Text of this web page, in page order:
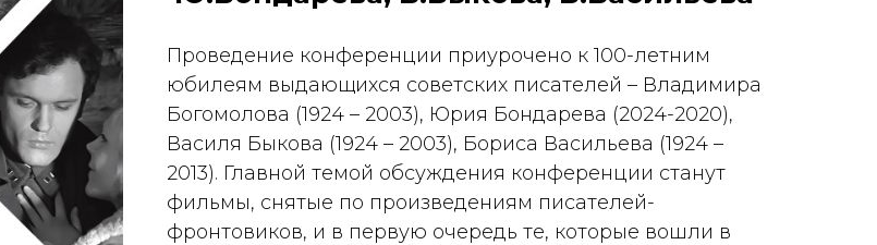
Проведение конференции приурочено к 100-летним
юбилеям выдающихся советских писателей – Владимира
Богомолова (1924 – 2003), Юрия Бондарева (2024-2020),
Василя Быкова (1924 – 2003), Бориса Васильева (1924 –
2013). Главной темой обсуждения конференции станут
фильмы, снятые по произведениям писателей-
фронтовиков, и в первую очередь те, которые вошли в